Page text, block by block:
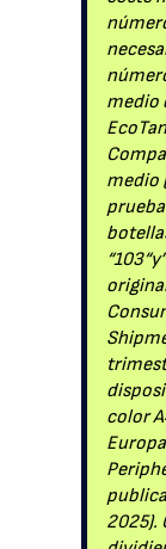
medio
medio
prueba
color
2025).